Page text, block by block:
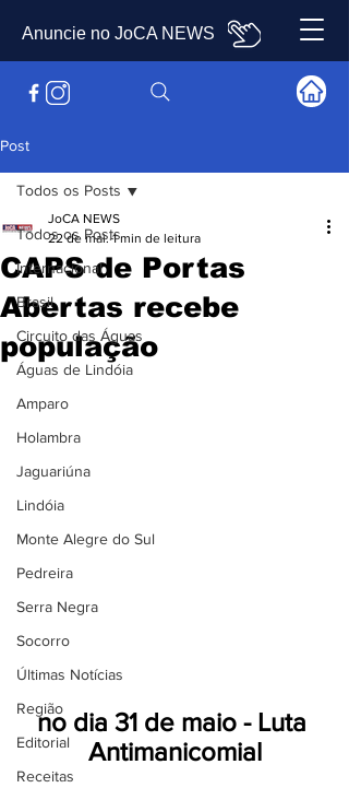
Anuncie no JoCA NEWS
Post
Todos os Posts
Internacional
Brasil
Circuito das Águas
Águas de Lindóia
Amparo
Holambra
Jaguariúna
Lindóia
Monte Alegre do Sul
Pedreira
Serra Negra
Socorro
Últimas Notícias
Região
Editorial
Receitas
Todos os Posts
CAPS de Portas
Abertas recebe
população
JoCA NEWS
22 de mai. 1 min de leitura
no dia 31 de maio - Luta
Antimanicomial